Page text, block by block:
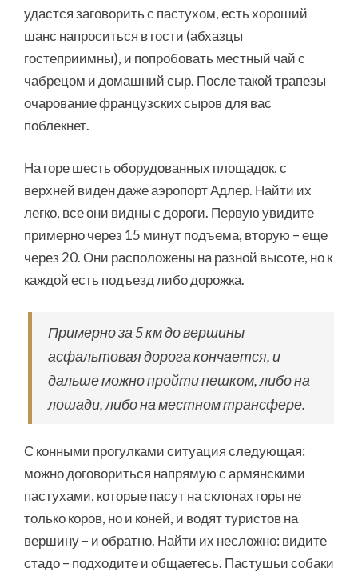
удастся заговорить с пастухом, есть хороший
шанс напроситься в гости (абхазцы
гостеприимны), и попробовать местный чай с
чабрецом и домашний сыр. После такой трапезы
очарование французских сыров для вас
поблекнет.
На горе шесть оборудованных площадок, с
верхней виден даже аэропорт Адлер. Найти их
легко, все они видны с дороги. Первую увидите
примерно через 15 минут подъема, вторую – еще
через 20. Они расположены на разной высоте, но к
каждой есть подъезд либо дорожка.
Примерно за 5 км до вершины
асфальтовая дорога кончается, и
дальше можно пройти пешком, либо на
лошади, либо на местном трансфере.
С конными прогулками ситуация следующая:
можно договориться напрямую с армянскими
пастухами, которые пасут на склонах горы не
только коров, но и коней, и водят туристов на
вершину – и обратно. Найти их несложно: видите
стадо – подходите и общаетесь. Пастушьи собаки